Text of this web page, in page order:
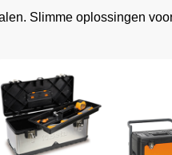
Slimme oplossingen